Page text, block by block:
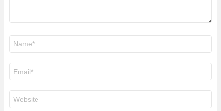
mail
*
web